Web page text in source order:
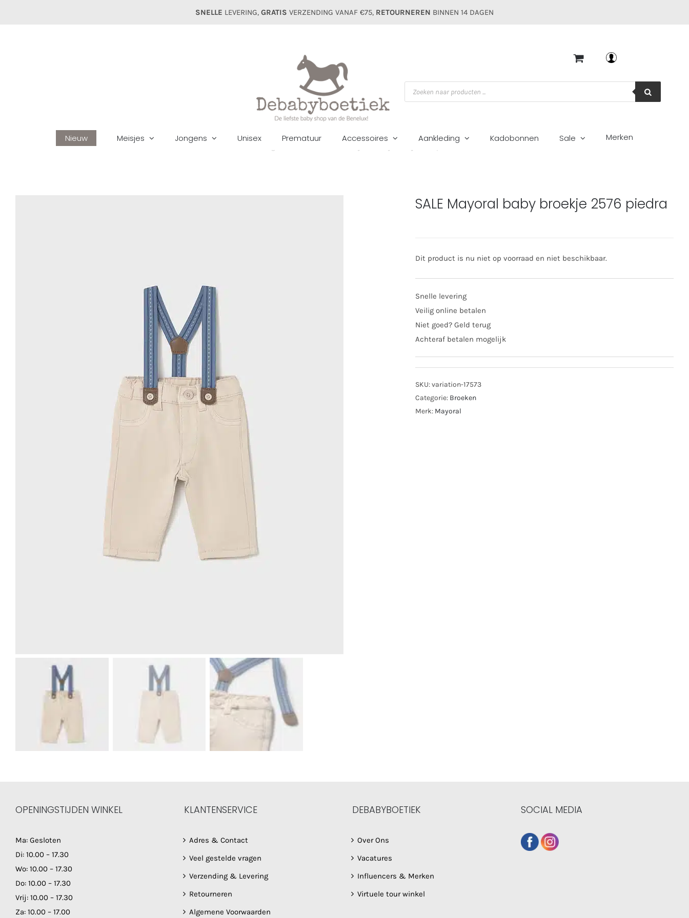
SNELLE LEVERING, GRATIS VERZENDING VANAF €75, RETOURNEREN BINNEN 14 DAGEN
Producten
zoeken
Nieuw Meisjes Jongens Unisex Prematuur Accessoires Aankleding Kadobonnen Sale Merken
SALE Mayoral baby broekje 2576 piedra
Dit product is nu niet op voorraad en niet beschikbaar.
Snelle levering
Veilig online betalen
Niet goed? Geld terug
Achteraf betalen mogelijk
SKU:variation-17573
Categorie: Broeken
Merk: Mayoral
OPENINGSTIJDEN WINKEL
Ma: Gesloten
Di: 10.00 – 17.30
Wo: 10.00 – 17.30
Do: 10.00 – 17.30
Vrij: 10.00 – 17.30
Za: 10.00 – 17.00
KLANTENSERVICE
Adres & Contact
Veel gestelde vragen
Verzending & Levering
Retourneren
Algemene Voorwaarden
DEBABYBOETIEK
Over Ons
Vacatures
Influencers & Merken
Virtuele tour winkel
SOCIAL MEDIA